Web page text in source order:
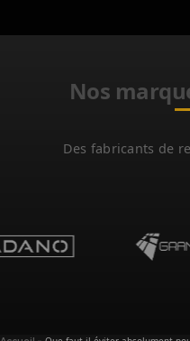
Nos
Des fabricants de